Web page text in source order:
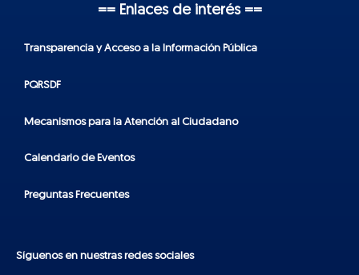
== Enlaces de interés ==
Transparencia y Acceso a la Información Pública
PQRSDF
Mecanismos para la Atención al Ciudadano
Calendario de Eventos
Preguntas Frecuentes
Síguenos en nuestras redes sociales